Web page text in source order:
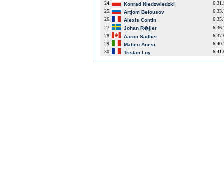
24.
Konrad Niedzwiedzki
25.
Artjom Belousov
26.
Alexis Contin
27.
Johan R�jler
28.
Aaron Sadlier
29.
Matteo Anesi
30.
Tristan Loy